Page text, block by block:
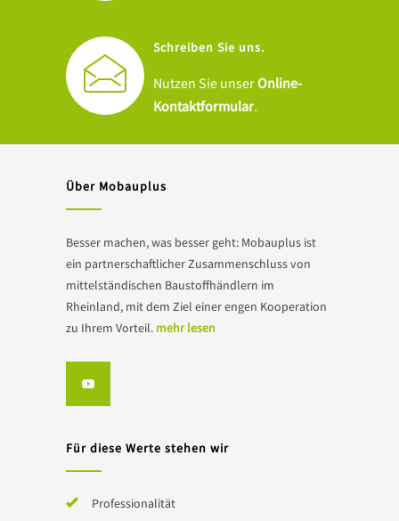
Schreiben Sie uns.
Nutzen Sie unserOnline-
Kontaktformular.
Über Mobauplus
Besser machen, was besser geht: Mobauplus ist
ein partnerschaftlicher Zusammenschluss von
mittelständischen Baustoffhändlern im
Rheinland, mit dem Ziel einer engen Kooperation
zu Ihrem Vorteil. mehr lesen
Für diese Werte stehen wir
Professionalität